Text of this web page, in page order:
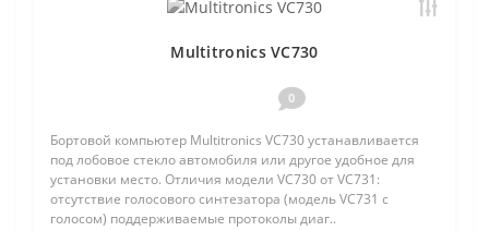
Multitronics VC730
0
Бортовой компьютер Multitronics VC730 устанавливается
под лобовое стекло автомобиля или другое удобное для
установки место. Отличия модели VC730 от VC731:
отсутствие голосового синтезатора (модель VC731 с
голосом) поддерживаемые протоколы диаг..